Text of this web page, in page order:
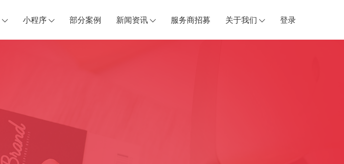
小程序 部分案例 新闻资讯 服务商招募 关于我们 登录